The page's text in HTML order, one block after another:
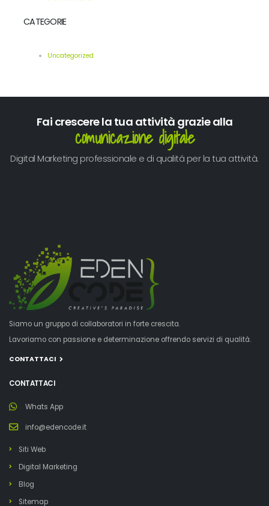
CATEGORIE
Uncategorized
Fai crescere la tua attività grazie alla
comunicazione digitale
Digital Marketing professionale e di qualitá per la tua attività.
Siamo un gruppo di collaboratori in forte crescita.
Lavoriamo con passione e determinazione offrendo servizi di qualità.
CONTATTACI
CONTATTACI
Whats App
info@edencode.it
Siti Web
Digital Marketing
Blog
Sitemap